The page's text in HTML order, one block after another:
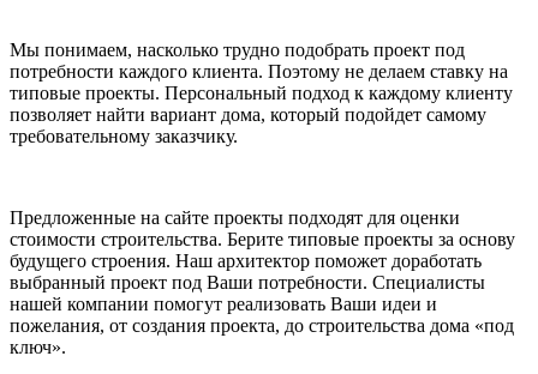
Мы понимаем, насколько трудно подобрать проект под
потребности каждого клиента. Поэтому не делаем ставку на
типовые проекты. Персональный подход к каждому клиенту
позволяет найти вариант дома, который подойдет самому
требовательному заказчику.
Предложенные на сайте проекты подходят для оценки
стоимости строительства. Берите типовые проекты за основу
будущего строения. Наш архитектор поможет доработать
выбранный проект под Ваши потребности. Специалисты
нашей компании помогут реализовать Ваши идеи и
пожелания, от создания проекта, до строительства дома «под
ключ».